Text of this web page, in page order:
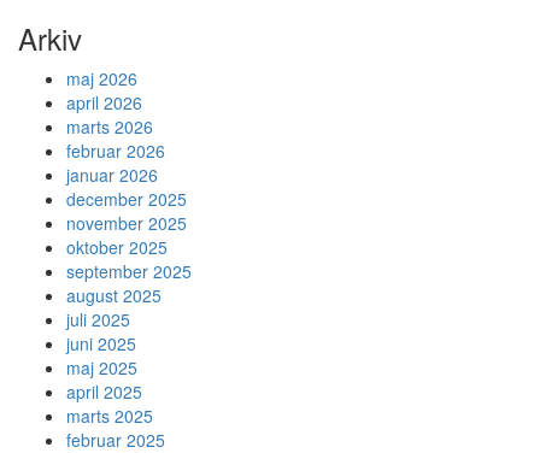
Arkiv
maj 2026
april 2026
marts 2026
februar 2026
januar 2026
december 2025
november 2025
oktober 2025
september 2025
august 2025
juli 2025
juni 2025
maj 2025
april 2025
marts 2025
februar 2025